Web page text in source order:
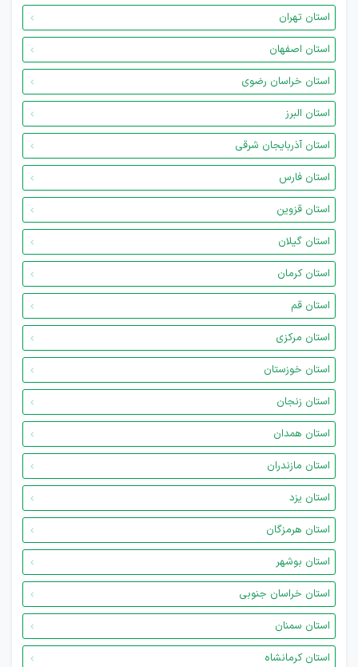
استان تهران
استان اصفهان
استان خراسان رضوی
استان البرز
استان آذربایجان شرقی
استان فارس
استان قزوین
استان گیلان
استان کرمان
استان قم
استان مرکزی
استان خوزستان
استان زنجان
استان همدان
استان مازندران
استان یزد
استان هرمزگان
استان بوشهر
استان خراسان جنوبی
استان سمنان
استان کرمانشاه